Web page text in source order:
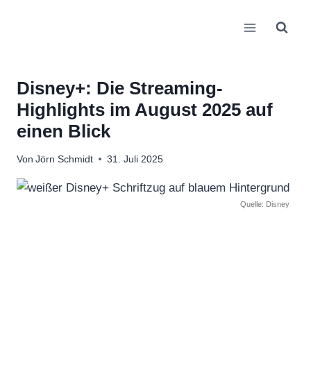
Disney+: Die Streaming-
Highlights im August 2025 auf
einen Blick
Von Jörn Schmidt 31. Juli 2025
Quelle: Disney